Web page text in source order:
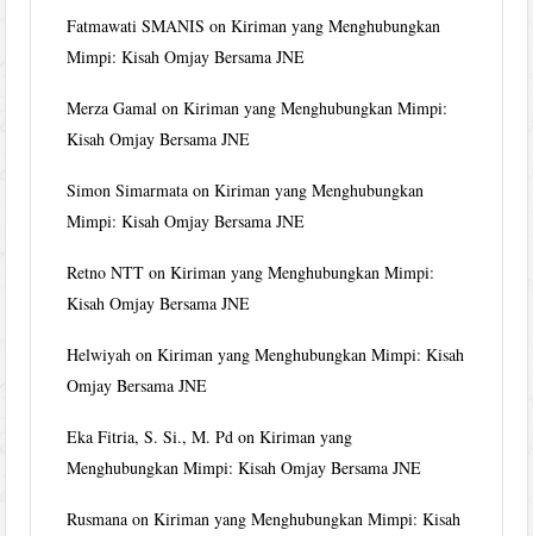
Fatmawati SMANIS onKiriman yang Menghubungkan
Mimpi: Kisah Omjay Bersama JNE
Merza Gamal onKiriman yang Menghubungkan Mimpi:
Kisah Omjay Bersama JNE
Simon Simarmata onKiriman yang Menghubungkan
Mimpi: Kisah Omjay Bersama JNE
Retno NTT onKiriman yang Menghubungkan Mimpi:
Kisah Omjay Bersama JNE
Helwiyah onKiriman yang Menghubungkan Mimpi: Kisah
Omjay Bersama JNE
Eka Fitria, S. Si., M. Pd onKiriman yang
Menghubungkan Mimpi: Kisah Omjay Bersama JNE
Rusmana onKiriman yang Menghubungkan Mimpi: Kisah